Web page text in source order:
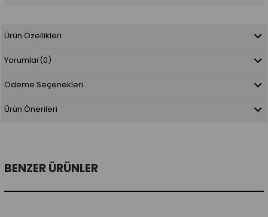
Ürün Özellikleri
Yorumlar(0)
Ödeme Seçenekleri
Ürün Önerileri
BENZER ÜRÜNLER